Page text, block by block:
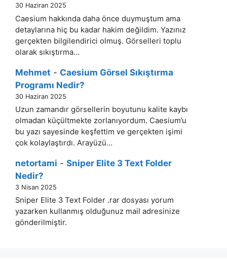
30 Haziran 2025
Caesium hakkında daha önce duymuştum ama
detaylarına hiç bu kadar hakim değildim. Yazınız
gerçekten bilgilendirici olmuş. Görselleri toplu
olarak sıkıştırma…
Mehmet - Caesium Görsel Sıkıştırma
Programı Nedir?
30 Haziran 2025
Uzun zamandır görsellerin boyutunu kalite kaybı
olmadan küçültmekte zorlanıyordum. Caesium’u
bu yazı sayesinde keşfettim ve gerçekten işimi
çok kolaylaştırdı. Arayüzü…
netortami - Sniper Elite 3 Text Folder
Nedir?
3 Nisan 2025
Sniper Elite 3 Text Folder .rar dosyası yorum
yazarken kullanmış olduğunuz mail adresinize
gönderilmiştir.